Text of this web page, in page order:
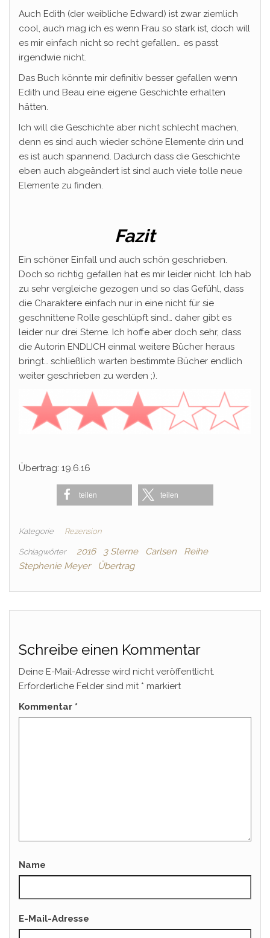
Auch Edith (der weibliche Edward) ist zwar ziemlich
cool, auch mag ich es wenn Frau so stark ist, doch will
es mir einfach nicht so recht gefallen… es passt
irgendwie nicht.
Das Buch könnte mir definitiv besser gefallen wenn
Edith und Beau eine eigene Geschichte erhalten
hätten.
Ich will die Geschichte aber nicht schlecht machen,
denn es sind auch wieder schöne Elemente drin und
es ist auch spannend. Dadurch dass die Geschichte
eben auch abgeändert ist sind auch viele tolle neue
Elemente zu finden.
Fazit
Ein schöner Einfall und auch schön geschrieben.
Doch so richtig gefallen hat es mir leider nicht. Ich hab
zu sehr vergleiche gezogen und so das Gefühl, dass
die Charaktere einfach nur in eine nicht für sie
geschnittene Rolle geschlüpft sind… daher gibt es
leider nur drei Sterne. Ich hoffe aber doch sehr, dass
die Autorin ENDLICH einmal weitere Bücher heraus
bringt… schließlich warten bestimmte Bücher endlich
weiter geschrieben zu werden ;).
Übertrag: 19.6.16
teilen teilen
Kategorie Rezension
Schlagwörter 2016 3 Sterne Carlsen
Reihe
Stephenie Meyer
Übertrag
Schreibe einen Kommentar
Deine E-Mail-Adresse wird nicht veröffentlicht.
Erforderliche Felder sind mit * markiert
Kommentar *
Name
E-Mail-Adresse